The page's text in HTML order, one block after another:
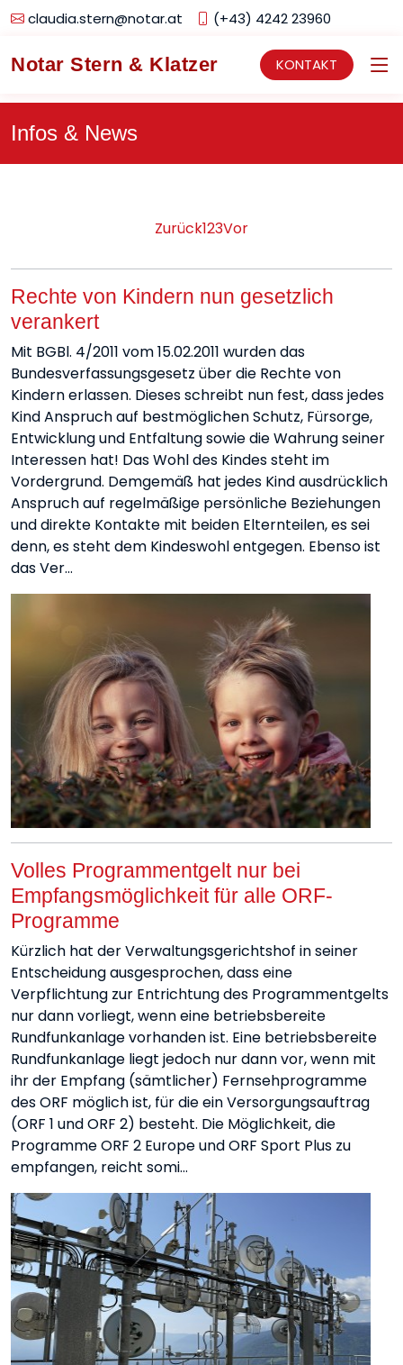
claudia.stern@notar.at (+43) 4242 23960
Notar Stern & Klatzer KONTAKT
Infos & News
Zurück123Vor
Rechte von Kindern nun gesetzlich
verankert
Mit BGBl. 4/2011 vom 15.02.2011 wurden das
Bundesverfassungsgesetz über die Rechte von
Kindern erlassen. Dieses schreibt nun fest, dass jedes
Kind Anspruch auf bestmöglichen Schutz, Fürsorge,
Entwicklung und Entfaltung sowie die Wahrung seiner
Interessen hat! Das Wohl des Kindes steht im
Vordergrund. Demgemäß hat jedes Kind ausdrücklich
Anspruch auf regelmäßige persönliche Beziehungen
und direkte Kontakte mit beiden Elternteilen, es sei
denn, es steht dem Kindeswohl entgegen. Ebenso ist
das Ver…
Volles Programmentgelt nur bei
Empfangsmöglichkeit für alle ORF-
Programme
Kürzlich hat der Verwaltungsgerichtshof in seiner
Entscheidung ausgesprochen, dass eine
Verpflichtung zur Entrichtung des Programmentgelts
nur dann vorliegt, wenn eine betriebsbereite
Rundfunkanlage vorhanden ist. Eine betriebsbereite
Rundfunkanlage liegt jedoch nur dann vor, wenn mit
ihr der Empfang (sämtlicher) Fernsehprogramme
des ORF möglich ist, für die ein Versorgungsauftrag
(ORF 1 und ORF 2) besteht. Die Möglichkeit, die
Programme ORF 2 Europe und ORF Sport Plus zu
empfangen, reicht somi…